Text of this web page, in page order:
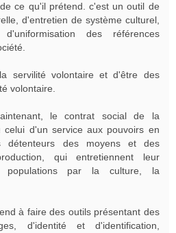
ce qu'il prétend. c'est un outil de
d'entretien de système culturel,
des références
servilité volontaire et d'être des
volontaire.
le contrat social de la
celui d'un service aux pouvoirs en
détenteurs des moyens et des
qui entretiennent leur
par la culture, la
à faire des outils présentant des
d'identité et d'identification,